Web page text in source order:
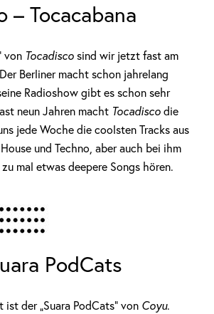
– Tocacabana
von Tocadisco sind wir jetzt fast am
Berliner macht schon jahrelang
Radioshow gibt es schon sehr
neun Jahren macht Tocadisco die
jede Woche die coolsten Tracks aus
und Techno, aber auch bei ihm
mal etwas deepere Songs hören.
PodCats
der „Suara PodCats“ von Coyu.